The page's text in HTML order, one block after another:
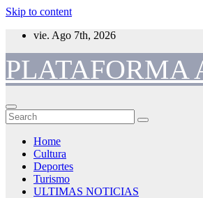
Skip to content
vie. Ago 7th, 2026
PLATAFORMA
Home
Cultura
Deportes
Turismo
ULTIMAS NOTICIAS